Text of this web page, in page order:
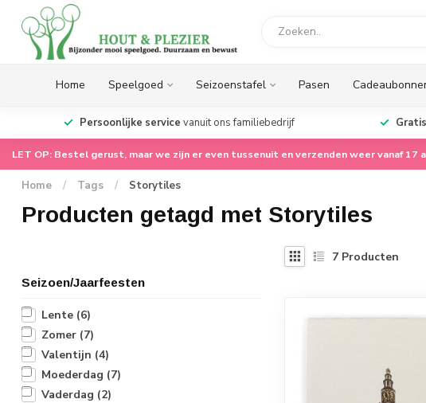
Home Speelgoed Seizoenstafel Pasen
Persoonlijke service vanuit ons familiebedrijf
LET OP: Bestel gerust, maar we zijn er even tussenuit en verzenden weer vanaf 17
Home / Tags / Storytiles
Producten getagd met Storytiles
Seizoen/Jaarfeesten
Lente (6)
Zomer (7)
Valentijn (4)
Moederdag (7)
Vaderdag (2)
7 Producten